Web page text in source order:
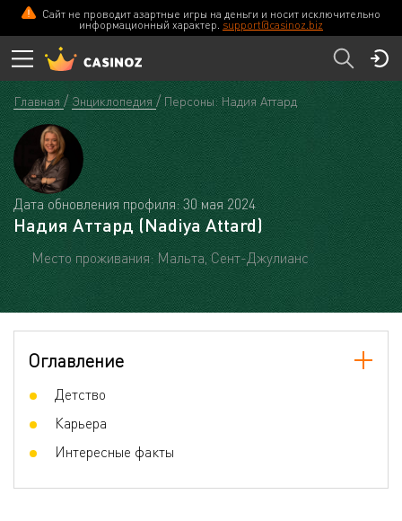
Сайт не проводит азартные игры на деньги и носит исключительно
информационный характер. support@casinoz.biz
Главная Энциклопедия Персоны: Надия Аттард
Дата обновления профиля: 30 мая 2024
Надия Аттард (Nadiya Attard)
Место проживания: Мальта, Сент-Джулианс
Оглавление
Детство
Карьера
Интересные факты